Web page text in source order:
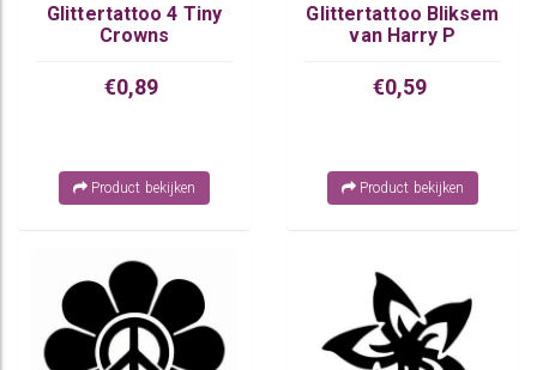
Glittertattoo 4 Tiny
Crowns
€0,89
Product bekijken
Glittertattoo Bliksem
van Harry P
€0,59
Product bekijken